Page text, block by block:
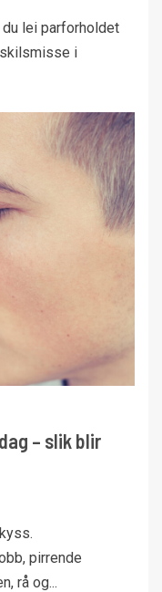
du lei parforholdet
i
– slik blir
pirrende
rå og...